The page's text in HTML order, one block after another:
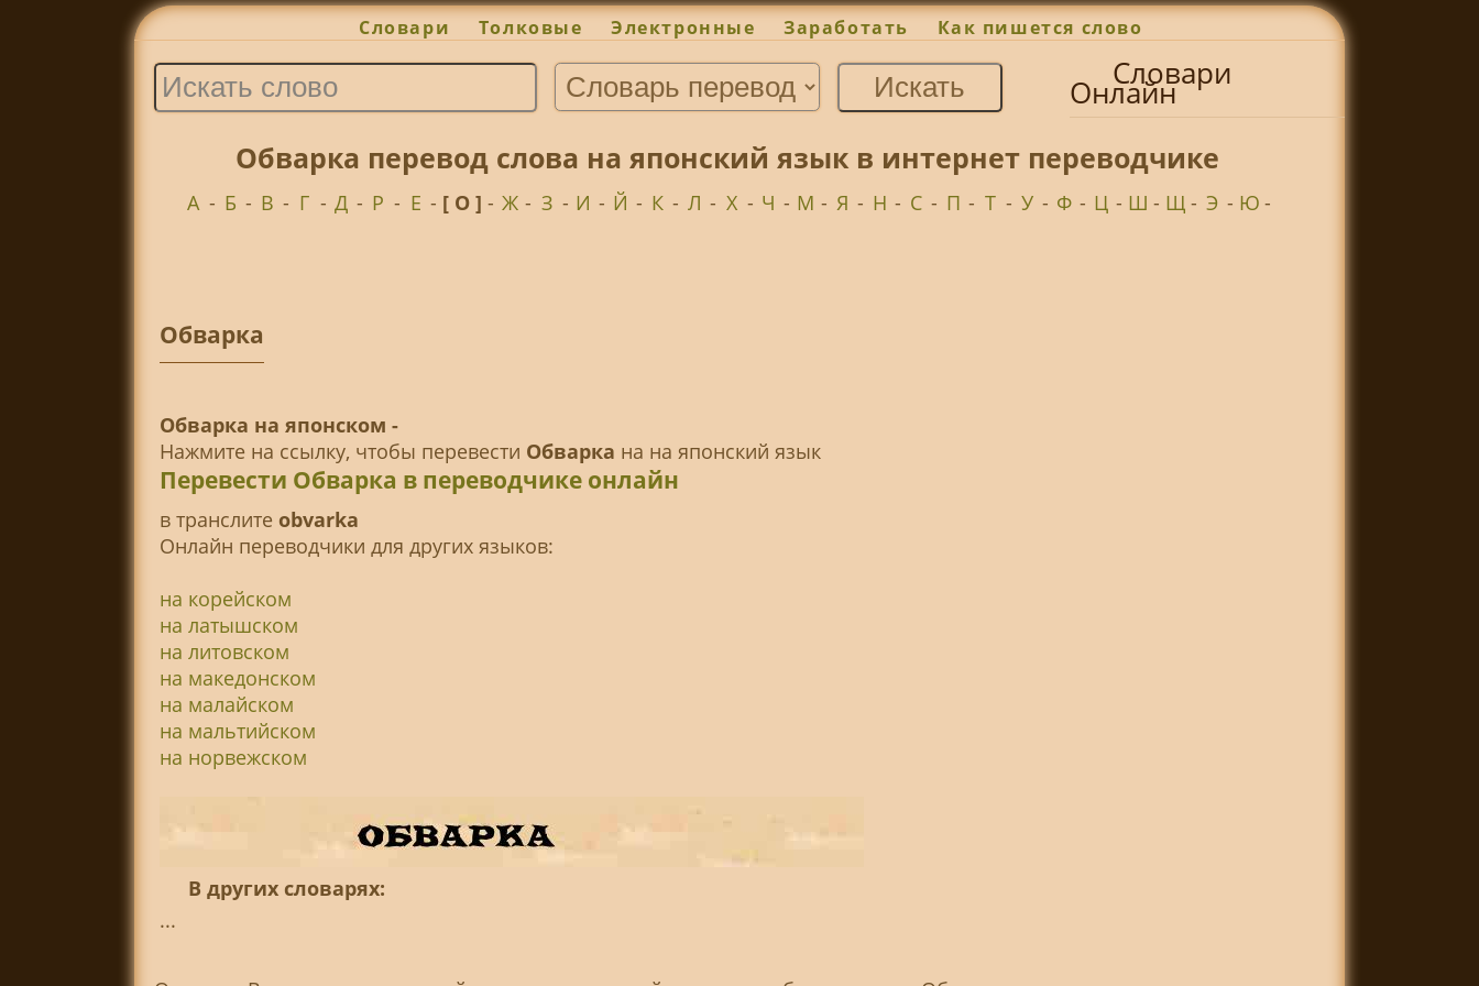
Словари Толковые Электронные Заработать Как пишется слово
Словари
Онлайн
Обварка перевод слова на японский язык в интернет переводчике
А - Б - В - Г - Д - Р - Е - [ О ]- Ж - З - И - Й - К - Л - Х - Ч - М - Я - Н - С - П - Т - У - Ф - Ц - Ш - Щ- Э - Ю-
Обварка
Обварка на японском -
Нажмите на ссылку, чтобы перевести Обварка на на японский язык
Перевести Обварка в переводчике онлайн
в транслитe obvarka
Онлайн переводчики для других языков:
на корейском
на латышском
на литовском
на македонском
на малайском
на мальтийском
на норвежском
В других словарях:
...